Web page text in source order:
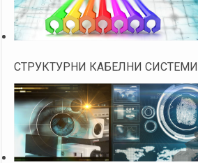
СТРУКТУРНИ КАБЕЛНИ СИСТЕМИ